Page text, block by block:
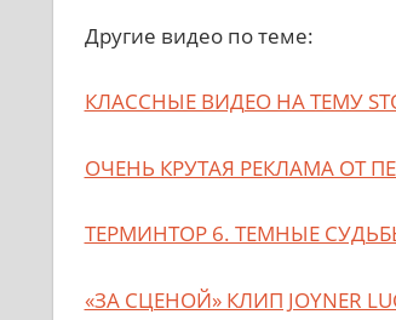
Другие видео по теме:
КЛАССНЫЕ ВИДЕО НА ТЕМУ
ОЧЕНЬ КРУТАЯ РЕКЛАМА ОТ
ТЕРМИНТОР 6. ТЕМНЫЕ
«ЗА СЦЕНОЙ» КЛИП JOYNER